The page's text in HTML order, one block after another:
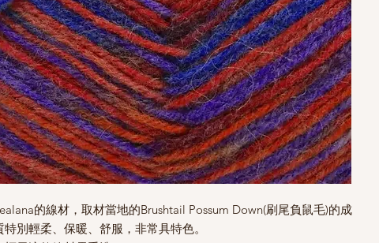
的線材，取材當地的Brushtail Possum Down(刷尾負鼠毛)的成
別輕柔、保暖、舒服，非常具特色。